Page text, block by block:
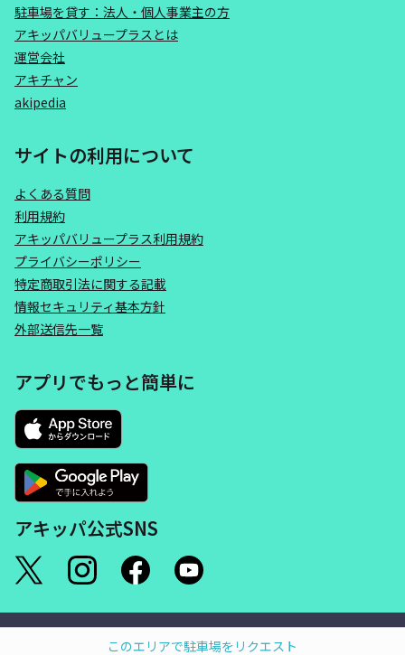
このエリアで駐車場をリクエスト
駐車場を貸す：法人・個人事業主の方
アキッパバリュープラスとは
運営会社
アキチャン
akipedia
サイトの利用について
よくある質問
利用規約
アキッパバリュープラス利用規約
プライバシーポリシー
特定商取引法に関する記載
情報セキュリティ基本方針
外部送信先一覧
アプリでもっと簡単に
アキッパ公式SNS
©akippa Inc. All Rights Reserved.